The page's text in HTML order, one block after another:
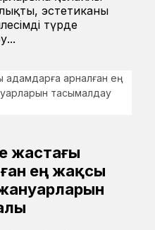
эстетиканы
түрде
жастағы
ең жақсы